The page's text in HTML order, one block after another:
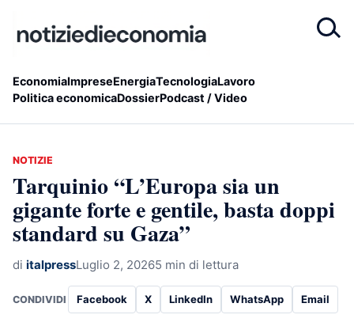
EconomiaImpreseEnergiaTecnologiaLavoro
Politica economicaDossierPodcast / Video
NOTIZIE
Tarquinio “L’Europa sia un
gigante forte e gentile, basta doppi
standard su Gaza”
di italpressLuglio 2, 20265 min di lettura
CONDIVIDI Facebook X LinkedIn WhatsApp Email